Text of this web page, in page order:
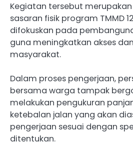
‎Kegiatan tersebut
sasaran fisik program TMMD
difokuskan pada
guna meningkatkan akses
masyarakat.
‎Dalam proses pengerjaan,
bersama warga tampak
melakukan pengukuran
ketebalan jalan yang akan
pengerjaan sesuai dengan
ditentukan.